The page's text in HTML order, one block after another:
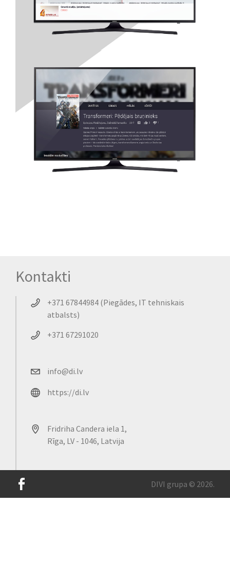
Kontakti
+371 67844984 (Piegādes, IT tehniskais
atbalsts)
+371 67291020
info@di.lv
https://di.lv
Fridriha Candera iela 1,
Rīga, LV - 1046, Latvija
DIVI grupa © 2026.